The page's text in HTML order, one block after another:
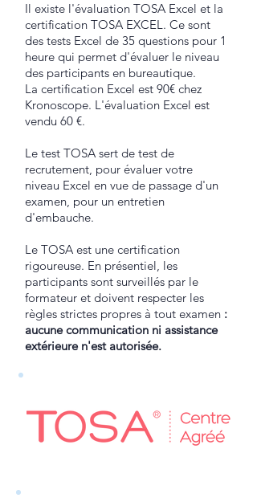
Il existe l'évaluation TOSA Excel et la
certification TOSA EXCEL. Ce sont
des tests Excel de 35 questions pour 1
heure qui permet d'évaluer le niveau
des participants en bureautique.
La certification Excel est 90€ chez
Kronoscope. L'évaluation Excel est
vendu 60 €.
Le test TOSA sert de test de
recrutement, pour évaluer votre
niveau Excel en vue de passage d'un
examen, pour un entretien
d'embauche.
Le TOSA est une certification
rigoureuse. En présentiel, les
participants sont surveillés par le
formateur et doivent respecter les
règles strictes propres à tout examen :
aucune communication ni assistance
extérieure n'est autorisée.